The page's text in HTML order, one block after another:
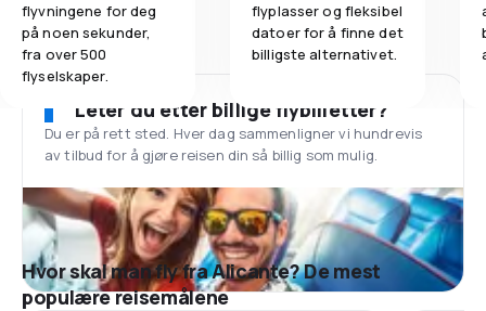
flyvningene for deg
på noen sekunder,
fra over 500
flyselskaper.
flyplasser og fleksibel
datoer for å finne det
billigste alternativet.
Leter du etter billige flybilletter?
Du er på rett sted. Hver dag sammenligner vi hundrevis
av tilbud for å gjøre reisen din så billig som mulig.
Hvor skal man fly fra Alicante? De mest
populære reisemålene